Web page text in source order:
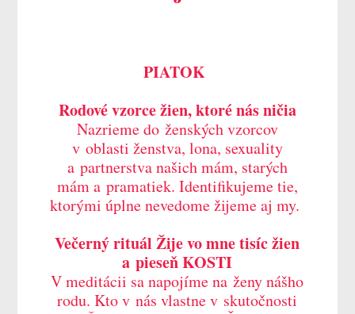
PIATOK
Rodové vzorce žien, ktoré nás ničia
Nazrieme do ženských vzorcov
v oblasti ženstva, lona, sexuality
a partnerstva našich mám, starých
mám a pramatiek. Identifikujeme tie,
ktorými úplne nevedome žijeme aj my.
Večerný rituál Žije vo mne tisíc žien
a pieseň KOSTI
V meditácii sa napojíme na ženy nášho
rodu. Kto v nás vlastne v skutočnosti